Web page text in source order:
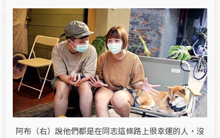
阿布（右）說他們都是在同志這條路上很幸運的人，沒